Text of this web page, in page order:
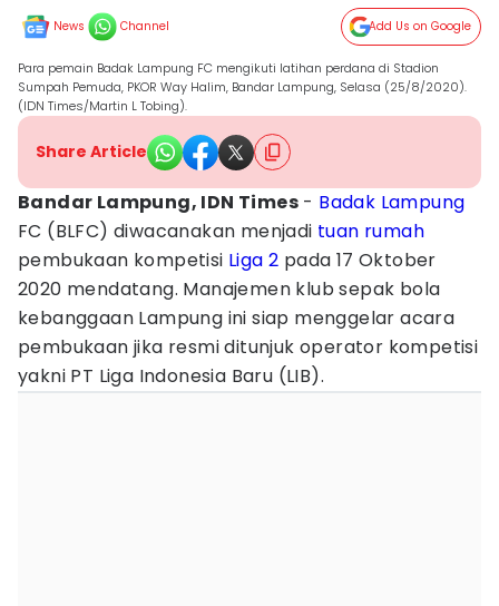
News Channel Add Us on Google
Para pemain Badak Lampung FC mengikuti latihan perdana di Stadion
Sumpah Pemuda, PKOR Way Halim, Bandar Lampung, Selasa (25/8/2020).
(IDN Times/Martin L Tobing).
Share Article
Bandar Lampung, IDN Times - Badak Lampung
FC (BLFC) diwacanakan menjadi tuan rumah
pembukaan kompetisi Liga 2 pada 17 Oktober
2020 mendatang. Manajemen klub sepak bola
kebanggaan Lampung ini siap menggelar acara
pembukaan jika resmi ditunjuk operator kompetisi
yakni PT Liga Indonesia Baru (LIB).